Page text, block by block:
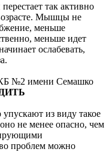
так активно
Мышцы не
меньше
меньше идет
ослабевать,
№2 имени Семашко
из виду такое
не менее опасно, чем
проблем можно